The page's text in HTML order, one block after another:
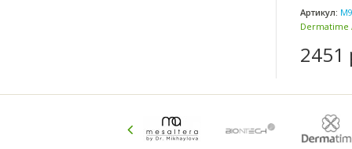
Артикул:
Dermatime
2451